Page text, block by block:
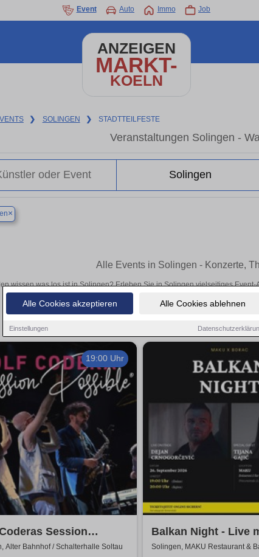
Alle Cookies akzeptieren Alle Cookies ablehnen
Einstellungen
Event Auto Immo Job
ANZEIGEN
MARKT-
KOELN
❯ SOLINGEN ❯ STADTTEILFESTE
Veranstaltungen Solingen -
×
Alle Events in Solingen - Konzerte,
wissen was los ist in Solingen? Erleben Sie in Solingen vielseitiges
oder aufregende Veranstaltungen in Solingen – hier
19:00 Uhr
Session
Alter Bahnhof / Schalterhalle Soltau
Balkan Night - Live
Crnogorevi & Tijana
Solingen, MAKU Restaurant &